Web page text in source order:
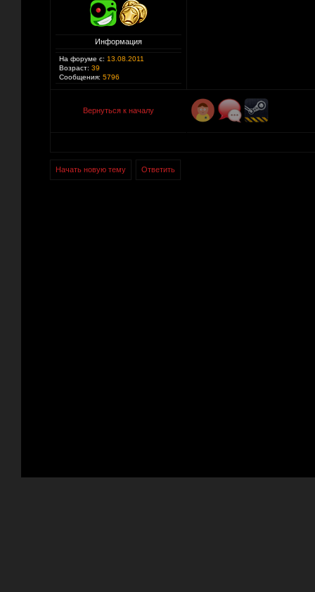
Информация
На форуме с: 13.08.2011
Возраст: 39
Сообщения: 5796
Вернуться к началу
Начать новую тему Ответить